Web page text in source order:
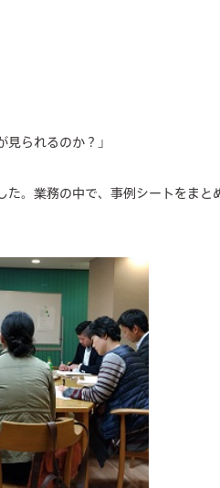
られるのか？」
。業務の中で、事例シートをまと